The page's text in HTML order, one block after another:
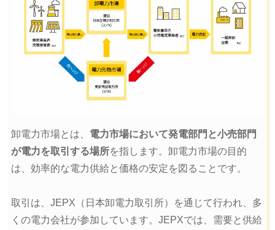
卸電力市場とは、 電力市場において発電部門と小売部門
が電力を取引する場所を指します。卸電力市場の目的
は、効率的な電力供給と価格の安定を図ることです。
取引は、JEPX（日本卸電力取引所）を通じて行われ、多
くの電力会社が参加しています。JEPXでは、需要と供給